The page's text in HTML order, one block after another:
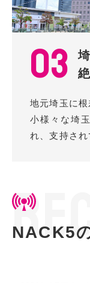
03
地元埼玉に
小様々な埼
れ、支持され
RE
NACK5